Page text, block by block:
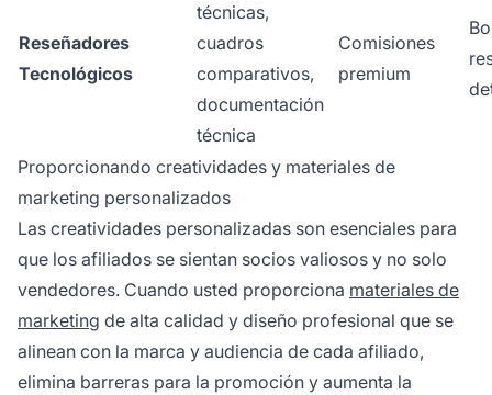
Reseñadores
Tecnológicos
técnicas,
cuadros
comparativos,
documentación
técnica
Comisiones
premium
Proporcionando creatividades y materiales de
marketing personalizados
Las creatividades personalizadas son esenciales para
que los afiliados se sientan socios valiosos y no solo
vendedores. Cuando usted proporciona materiales de
marketing de alta calidad y diseño profesional que se
alinean con la marca y audiencia de cada afiliado,
elimina barreras para la promoción y aumenta la